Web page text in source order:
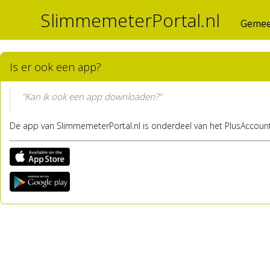
SlimmemeterPortal.nl
Is er ook een app?
"Kan ik ook een app downloaden?"
De app van SlimmemeterPortal.nl is onderdeel van het